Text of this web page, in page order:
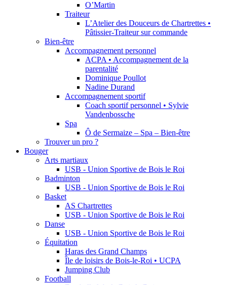
O’Martin
Traiteur
L’Atelier des Douceurs de Chartrettes •
Pâtissier-Traiteur sur commande
Bien-être
Accompagnement personnel
ACPA • Accompagnement de la
parentalité
Dominique Poullot
Nadine Durand
Accompagnement sportif
Coach sportif personnel • Sylvie
Vandenbossche
Spa
Ô de Sermaize – Spa – Bien-être
Trouver un pro ?
Bouger
Arts martiaux
USB - Union Sportive de Bois le Roi
Badminton
USB - Union Sportive de Bois le Roi
Basket
AS Chartrettes
USB - Union Sportive de Bois le Roi
Danse
USB - Union Sportive de Bois le Roi
Équitation
Haras des Grand Champs
Île de loisirs de Bois-le-Roi • UCPA
Jumping Club
Football